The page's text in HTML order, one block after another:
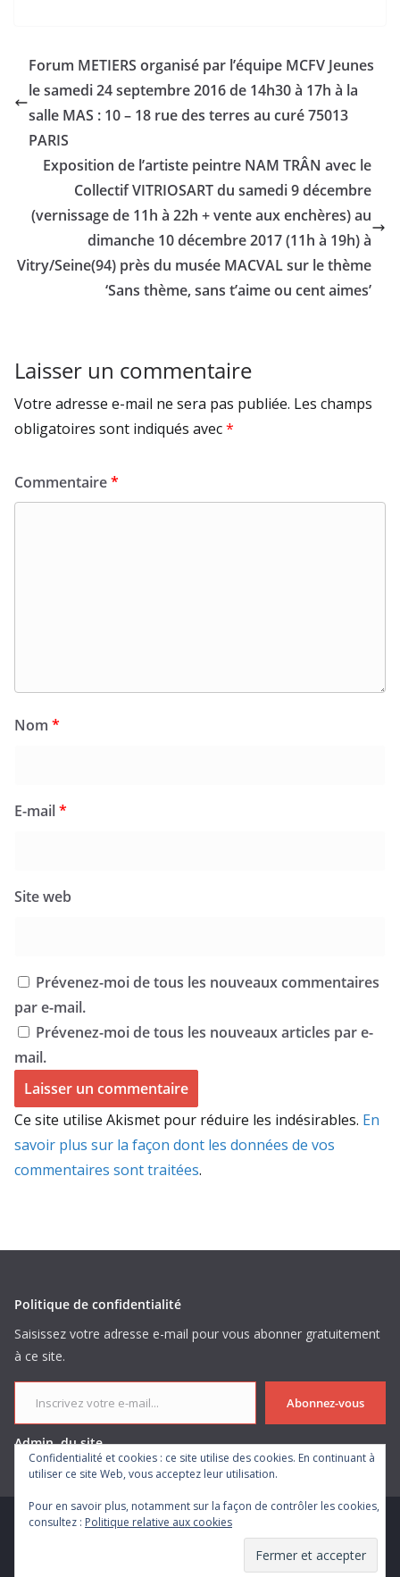
Forum METIERS organisé par l’équipe MCFV Jeunes
le samedi 24 septembre 2016 de 14h30 à 17h à la
salle MAS : 10 – 18 rue des terres au curé 75013
PARIS
Exposition de l’artiste peintre NAM TRÂN avec le
Collectif VITRIOSART du samedi 9 décembre
(vernissage de 11h à 22h + vente aux enchères) au
dimanche 10 décembre 2017 (11h à 19h) à
Vitry/Seine(94) près du musée MACVAL sur le thème
‘Sans thème, sans t’aime ou cent aimes’
Laisser un commentaire
Votre adresse e-mail ne sera pas publiée. Les champs
obligatoires sont indiqués avec*
Commentaire*
Nom *
E-mail*
Site web
Prévenez-moi de tous les nouveaux commentaires
par e-mail.
Prévenez-moi de tous les nouveaux articles par e-
mail.
Ce site utilise Akismet pour réduire les indésirables. En
savoir plus sur la façon dont les données de vos
commentaires sont traitées.
Politique de confidentialité
Saisissez votre adresse e-mail pour vous abonner gratuitement
à ce site.
Inscrivez votre e-mail...
Abonnez-vous
Admin. du site
. Tous droits réservés.
par ThemeGrill. Propulsé parWordPress
Confidentialité et cookies : ce site utilise des cookies. En continuant à
utiliser ce site Web, vous acceptez leur utilisation.
Pour en savoir plus, notamment sur la façon de contrôler les cookies,
consultez : Politique relative aux cookies